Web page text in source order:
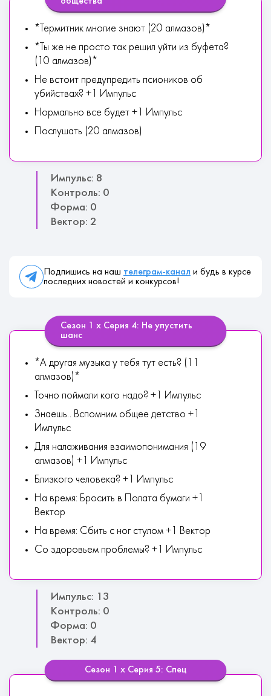
*Термитник многие знают (20 алмазов)*
*Ты же не просто так решил уйти из буфета?
(10 алмазов)*
Не встоит предупредить псиоников об
убийствах? +1 Импульс
Нормально все будет +1 Импульс
Послушать (20 алмазов)
Импульс: 8
Контроль: 0
Форма: 0
Вектор: 2
Подпишись на наш телеграм-канал и будь в курсе
последних новостей и конкурсов!
Сезон 1 х Серия 4: Не упустить
шанс
*А другая музыка у тебя тут есть? (11
алмазов)*
Точно поймали кого надо? +1 Импульс
Знаешь.. Вспомним общее детство +1
Импульс
Для налаживания взаимопонимания (19
алмазов) +1 Импульс
Близкого человека? +1 Импульс
На время: Бросить в Полата бумаги +1
Вектор
На время: Сбить с ног стулом +1 Вектор
Со здоровьем проблемы? +1 Импульс
Импульс: 13
Контроль: 0
Форма: 0
Вектор: 4
Сезон 1 х Серия 5: Спец